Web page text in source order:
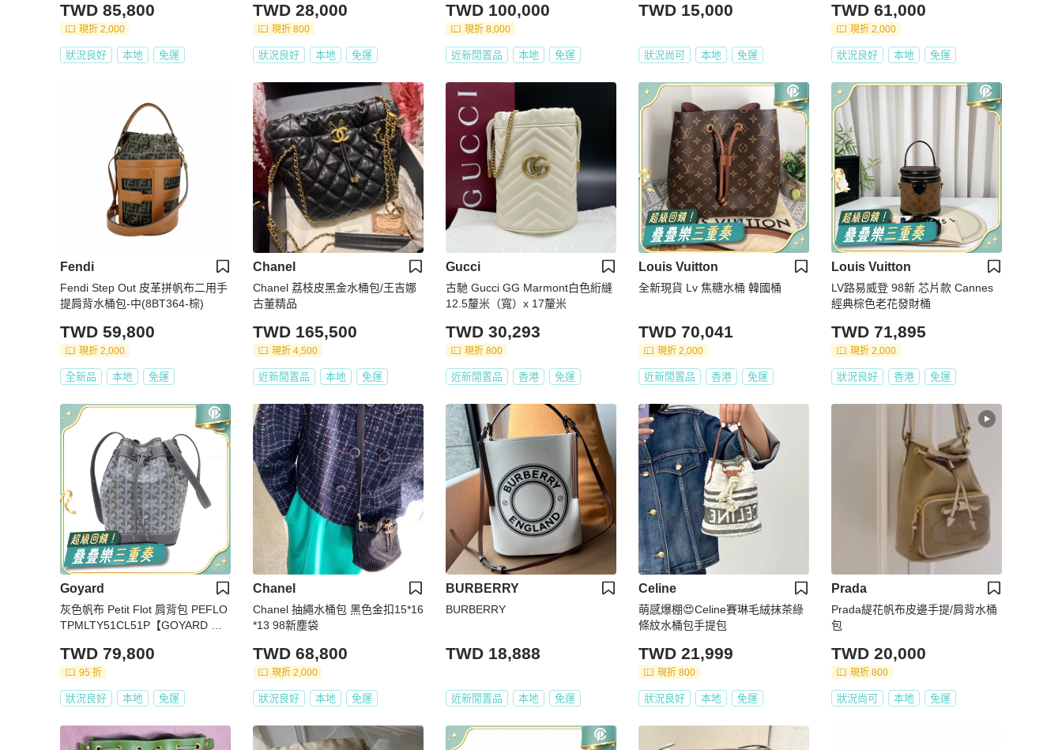
TWD 85,800
現折 2,000
狀況良好 本地 免運
TWD 28,000
現折 800
狀況良好 本地 免運
TWD 100,000
現折 8,000
近新閒置品 本地 免運
TWD 15,000
狀況尚可 本地 免運
TWD 61,000
現折 2,000
狀況良好 本地 免運
Fendi
Fendi Step Out 皮革拼帆布二用手
提肩背水桶包-中(8BT364-棕)
TWD 59,800
現折 2,000
全新品 本地 免運
Chanel
Chanel 荔枝皮黑金水桶包/王吉娜
古董精品
TWD 165,500
現折 4,500
近新閒置品 本地 免運
Gucci
古馳 Gucci GG Marmont白色絎縫
12.5釐米（寬）x 17釐米
TWD 30,293
現折 800
近新閒置品 香港 免運
Louis Vuitton
全新現貨 Lv 焦糖水桶 韓國桶
TWD 70,041
現折 2,000
近新閒置品 香港 免運
Louis Vuitton
LV路易威登 98新 芯片款 Cannes
經典棕色老花發財桶
TWD 71,895
現折 2,000
狀況良好 香港 免運
Goyard
灰色帆布 Petit Flot 肩背包 PEFLO
TPMLTY51CL51P【GOYARD 高
TWD 79,800
95 折
狀況良好 本地 免運
Chanel
Chanel 抽繩水桶包 黑色金扣15*16
*13 98新塵袋
TWD 68,800
現折 2,000
狀況良好 本地 免運
BURBERRY
BURBERRY
TWD 18,888
近新閒置品 本地 免運
Celine
萌感爆棚😍Celine賽琳毛絨抹茶綠
條紋水桶包手提包
TWD 21,999
現折 800
狀況良好 本地 免運
Prada
Prada緹花帆布皮邊手提/肩背水桶
包
TWD 20,000
現折 800
狀況尚可 本地 免運